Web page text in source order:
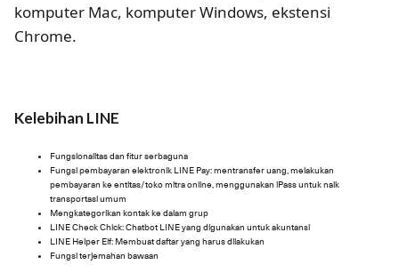
komputer Mac, komputer Windows, ekstensi
Chrome.
Kelebihan LINE
Fungsionalitas dan fitur serbaguna
Fungsi pembayaran elektronik LINE Pay: mentransfer uang, melakukan
pembayaran ke entitas/toko mitra online, menggunakan iPass untuk naik
transportasi umum
Mengkategorikan kontak ke dalam grup
LINE Check Chick: Chatbot LINE yang digunakan untuk akuntansi
LINE Helper Elf: Membuat daftar yang harus dilakukan
Fungsi terjemahan bawaan